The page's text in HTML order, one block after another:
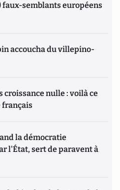
semblants européens
accoucha du villepino-
croissance nulle : voilà ce
français
la démocratie
l'État, sert de paravent à